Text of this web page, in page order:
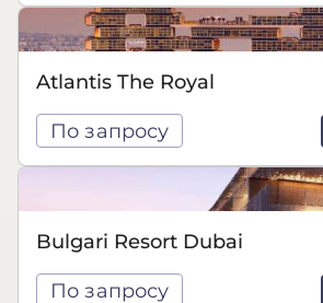
Atlantis The Royal
По запросу
Bulgari Resort Dubai
По запросу